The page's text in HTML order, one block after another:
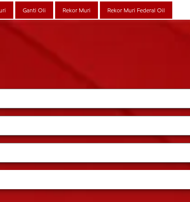
Ganti Oli Rekor Muri Rekor Muri Federal Oil